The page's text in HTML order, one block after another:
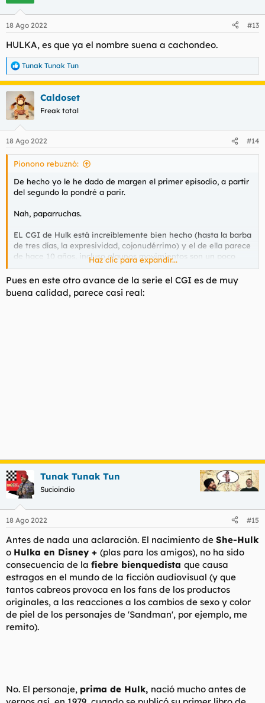
18 Ago 2022 #13
HULKA, es que ya el nombre suena a cachondeo.
R
e
a
c
i
e
s
Tunak Tunak Tun
Caldoset
Freak total
18 Ago 2022 #14
Pionono rebuznó:
De hecho yo le he dado de margen el primer episodio, a partir
del segundo la pondré a parir.
Nah, paparruchas.
EL CGI de Hulk está increíblemente bien hecho (hasta la barba
de tres días, la expresividad, cojonudérrimo) y el de ella parece
de hace 10 años, incluso algunos movimientos son un poco
gñé.
Haz clic para expandir...
Pues en este otro avance de la serie el CGI es de muy
buena calidad, parece casi real:
Tunak Tunak Tun
Sucioindio
18 Ago 2022 #15
Antes de nada una aclaración. El nacimiento de She-Hulk
o Hulka en Disney + (plas para los amigos), no ha sido
consecuencia de la fiebre bienquedista que causa
estragos en el mundo de la ficción audiovisual (y que
tantos cabreos provoca en los fans de los productos
originales, a las reacciones a los cambios de sexo y color
de piel de los personajes de 'Sandman', por ejemplo, me
remito).
No. El personaje, prima de Hulk, nació mucho antes de